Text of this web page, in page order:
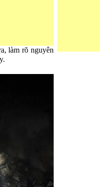
làm rõ nguyên